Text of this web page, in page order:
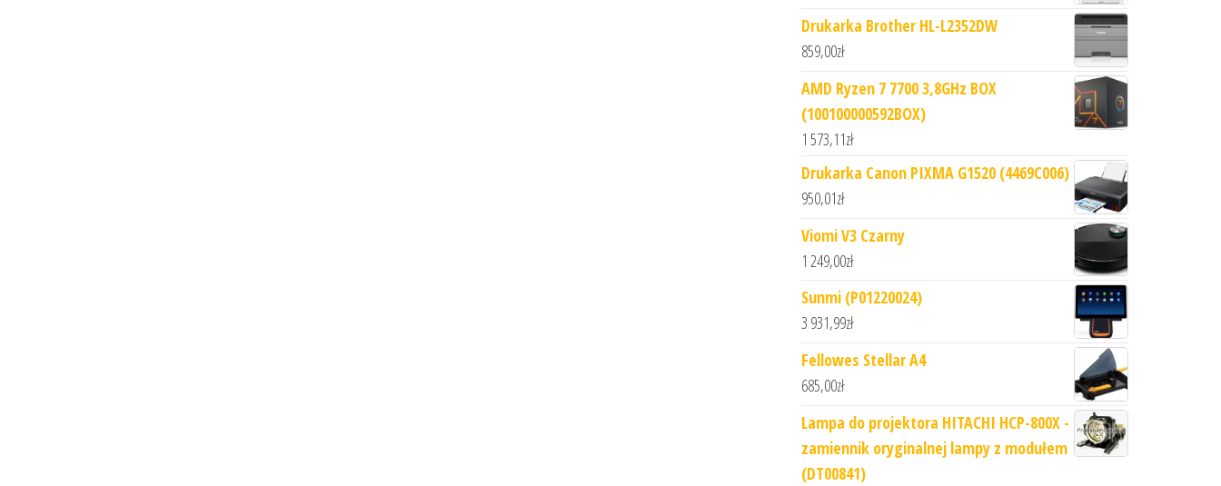
Drukarka Brother HL-L2352DW
859,00zł
AMD Ryzen 7 7700 3,8GHz BOX
(100100000592BOX)
1 573,11zł
Drukarka Canon PIXMA G1520 (4469C006)
950,01zł
Viomi V3 Czarny
1 249,00zł
Sunmi (P01220024)
3 931,99zł
Fellowes Stellar A4
685,00zł
Lampa do projektora HITACHI HCP-800X -
zamiennik oryginalnej lampy z modułem
(DT00841)